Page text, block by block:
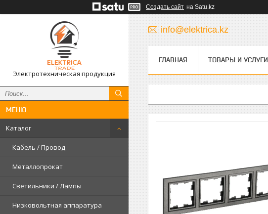
Создать сайт на Satu.kz
Электротехническая продукция
Каталог
Кабель / Провод
Металлопрокат
Светильники / Лампы
Низковольтная аппаратура
info@elektrica.kz
ГЛАВНАЯ ТОВАРЫ И УСЛУГИ